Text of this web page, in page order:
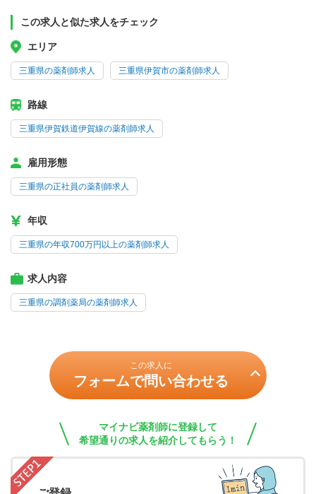
この求人と似た求人をチェック
エリア
三重県の薬剤師求人 三重県伊賀市の薬剤師求人
路線
三重県伊賀鉄道伊賀線の薬剤師求人
雇用形態
三重県の正社員の薬剤師求人
年収
三重県の年収700万円以上の薬剤師求人
求人内容
三重県の調剤薬局の薬剤師求人
この求人に
フォームで問い合わせる
マイナビ薬剤師に登録して
希望通りの求人を紹介してもらう！